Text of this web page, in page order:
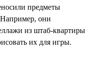
предметы
они
из штаб-квартиры
их для игры.